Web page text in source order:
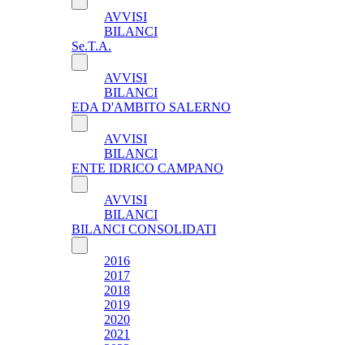
AVVISI
BILANCI
Se.T.A.
AVVISI
BILANCI
EDA D'AMBITO SALERNO
AVVISI
BILANCI
ENTE IDRICO CAMPANO
AVVISI
BILANCI
BILANCI CONSOLIDATI
2016
2017
2018
2019
2020
2021